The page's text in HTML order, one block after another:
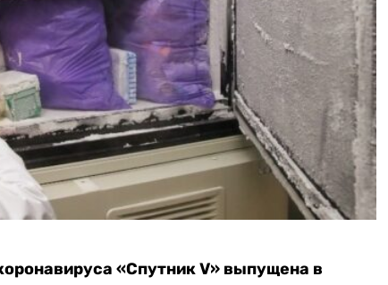
«Спутник V» выпущена в